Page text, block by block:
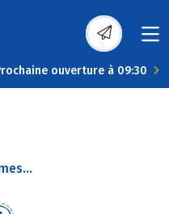
ouverture à 09:30